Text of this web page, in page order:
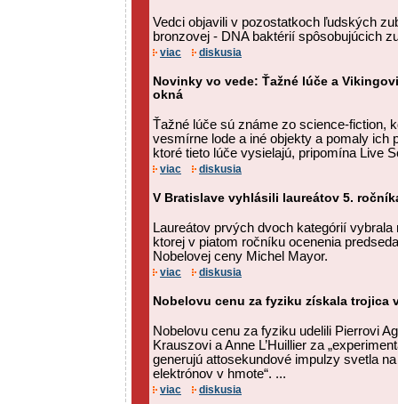
Vedci objavili v pozostatkoch ľudských
bronzovej - DNA baktérií spôsobujúcich
viac diskusia
Novinky vo vede: Ťažné lúče a
okná
Ťažné lúče sú známe zo science-fiction,
vesmírne lode a iné objekty a pomaly ich
ktoré tieto lúče vysielajú, pripomína Live
viac diskusia
V Bratislave vyhlásili laureátov 5.
Laureátov prvých dvoch kategórií
ktorej v piatom ročníku ocenenia
Nobelovej ceny Michel Mayor.
viac diskusia
Nobelovu cenu za fyziku získala trojica
Nobelovu cenu za fyziku udelili Pierrovi
Krauszovi a Anne L’Huillier za
generujú attosekundové impulzy svetla
elektrónov v hmote“. ...
viac diskusia